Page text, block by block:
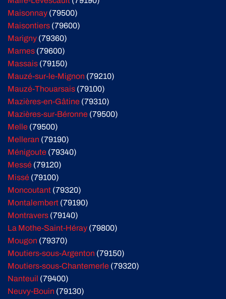
Maisonnay (79500)
Maisontiers (79600)
Marigny (79360)
Marnes (79600)
Massais (79150)
Mauzé-sur-le-Mignon (79210)
Mauzé-Thouarsais (79100)
Mazières-en-Gâtine (79310)
Mazières-sur-Béronne (79500)
Melle (79500)
Melleran (79190)
Ménigoute (79340)
Messé (79120)
Missé (79100)
Moncoutant (79320)
Montalembert (79190)
Montravers (79140)
La Mothe-Saint-Héray (79800)
Mougon (79370)
Moutiers-sous-Argenton (79150)
Moutiers-sous-Chantemerle (79320)
Nanteuil (79400)
Neuvy-Bouin (79130)